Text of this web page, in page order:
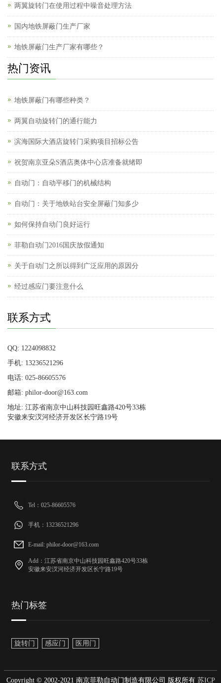
两翼旋转门在使用过程中噪音处理方法
国内地铁屏蔽门生产厂家
地铁屏蔽门生产厂家有哪些？
热门资讯
地铁屏蔽门有哪些种类？
两翼自动旋转门的通行能力
滨海国际大酒店旋转门采购项目招标公告
祝贺南京亚朵S酒店奥体中心店准备就绪即
自动门：自动平移门的机械结构
自动门：关于地铁站台安全屏蔽门知多少
如何保持自动门良好运行
菲勒自动门2016国庆放假通知
关于自动门之所以得到广泛应用的原因分
经过感应门要注意什么
联系方式
QQ: 1224098832
手机: 13236521296
电话: 025-86605576
邮箱: philor-door@163.com
地址: 江苏省南京中山科技园旺鑫路420号33栋
安徽来安汊河经济开发区长宁路19号
联系方式
Tel：025-86605576
手机：13236521296
E-mail: philor-door@163.com
Add：江苏省南京中山科技园旺鑫路420号33栋
安徽来安汊河经济开发区长宁路19号
热门标签
旋转门 感应门 医用门
Copyright © 2002-2021 南京菲勒自动门制造有限公司 版权所有苏ICP